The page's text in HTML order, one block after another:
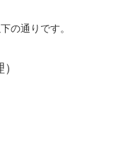
の通りです。